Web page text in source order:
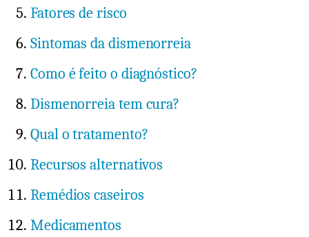
Fatores de risco
Sintomas da dismenorreia
Como é feito o diagnóstico?
Dismenorreia tem cura?
Qual o tratamento?
Recursos alternativos
Remédios caseiros
Medicamentos